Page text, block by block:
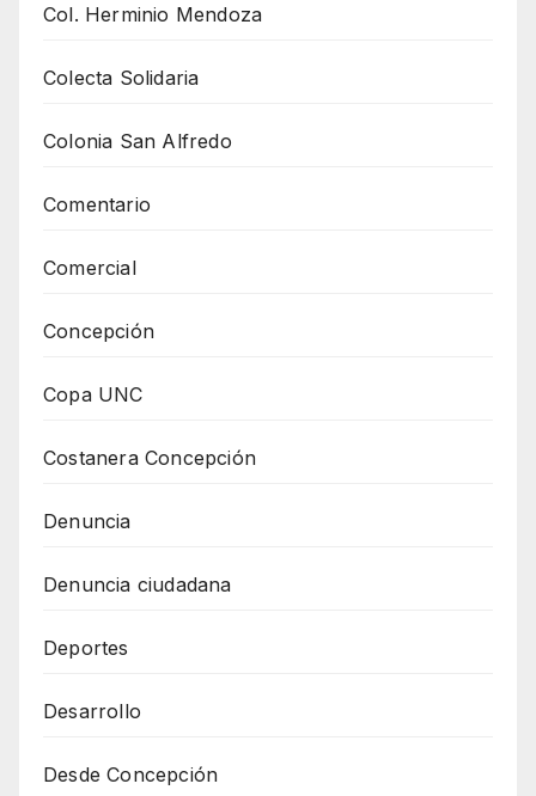
Col. Herminio Mendoza
Colecta Solidaria
Colonia San Alfredo
Comentario
Comercial
Concepción
Copa UNC
Costanera Concepción
Denuncia
Denuncia ciudadana
Deportes
Desarrollo
Desde Concepción